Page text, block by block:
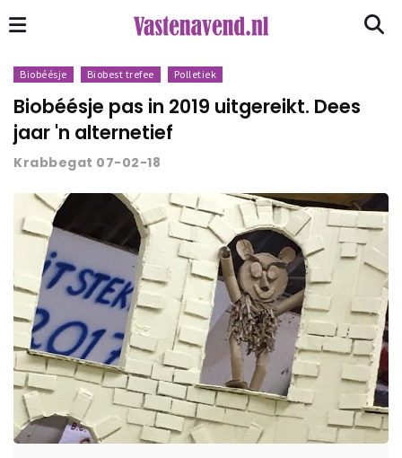
Biobéésje Biobest trefee Polletiek
Biobéésje pas in 2019 uitgereikt. Dees
jaar 'n alternetief
Krabbegat 07-02-18